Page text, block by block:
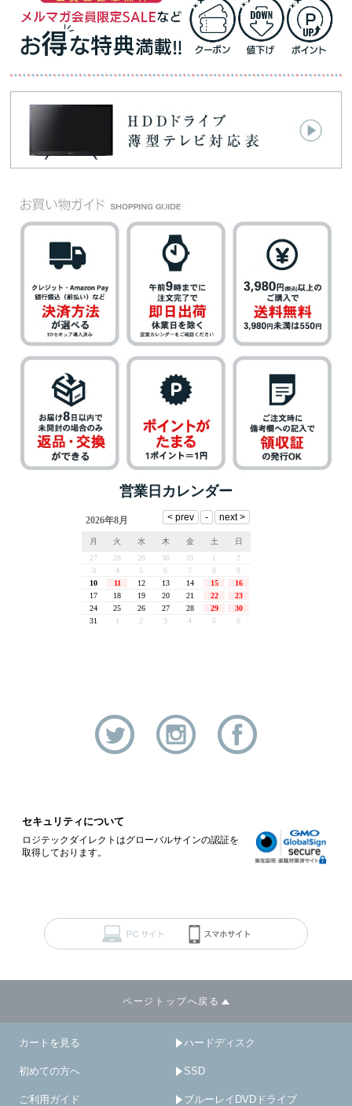
営業日カレンダー
セキュリティについて
ロジテックダイレクトはグローバルサインの認証を
取得しております。
ページトップへ戻る
カートを見る
初めての方へ
ご利用ガイド
ハードディスク
SSD
ブルーレイDVDドライブ